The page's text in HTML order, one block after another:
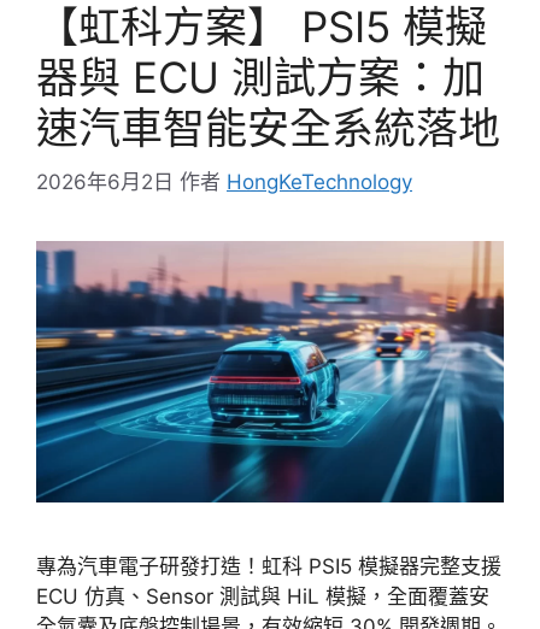
【虹科方案】 PSI5 模擬
器與 ECU 測試方案：加
速汽車智能安全系統落地
2026年6月2日 作者 HongKeTechnology
專為汽車電子研發打造！虹科 PSI5 模擬器完整支援
ECU 仿真、Sensor 測試與 HiL 模擬，全面覆蓋安